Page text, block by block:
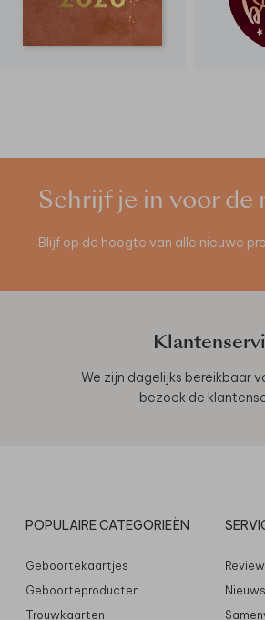
Schrijf je in voor de
Blijf op de hoogte van alle nieuwe
We zijn dagelijks bereikbaar
bezoek de
POPULAIRE CATEGORIEËN
Geboortekaartjes
Geboorteproducten
Trouwkaarten